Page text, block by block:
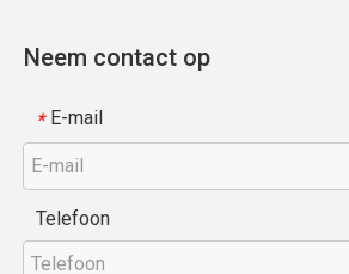
Neem contact op
* E-mail
Telefoon